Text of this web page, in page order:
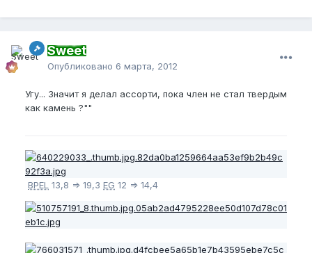
Sweet
Опубликовано 6 марта, 2012
Угу... Значит я делал ассорти, пока член не стал твердым
как камень ?""
BPEL 13,8 => 19,3 EG 12 => 14,4